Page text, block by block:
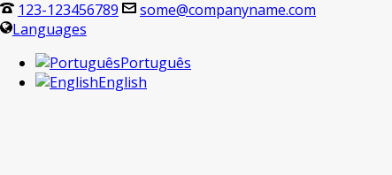
123-123456789
some@companyname.com
Languages
Português
English